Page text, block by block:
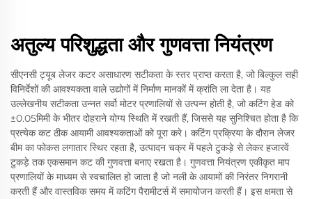
अतुल्य परिशुद्धता और गुणवत्ता नियंत्रण
सीएनसी ट्यूब लेजर कटर असाधारण सटीकता के स्तर प्राप्त करता है, जो बिल्कुल सही
विनिर्देशों की आवश्यकता वाले उद्योगों में निर्माण मानकों में क्रांति ला देता है। यह
उल्लेखनीय सटीकता उन्नत सर्वो मोटर प्रणालियों से उत्पन्न होती है, जो कटिंग हेड को
±0.05मिमी के भीतर दोहराने योग्य स्थिति में रखती हैं, जिससे यह सुनिश्चित होता है कि
प्रत्येक कट ठीक आयामी आवश्यकताओं को पूरा करे। कटिंग प्रक्रिया के दौरान लेजर
बीम का फोकस लगातार स्थिर रहता है, उत्पादन चक्र में पहले टुकड़े से लेकर हजारवें
टुकड़े तक एकसमान कट की गुणवत्ता बनाए रखता है। गुणवत्ता नियंत्रण एकीकृत माप
प्रणालियों के माध्यम से स्वचालित हो जाता है जो नली के आयामों की निरंतर निगरानी
करती हैं और वास्तविक समय में कटिंग पैरामीटर्स में समायोजन करती हैं। इस क्षमता से